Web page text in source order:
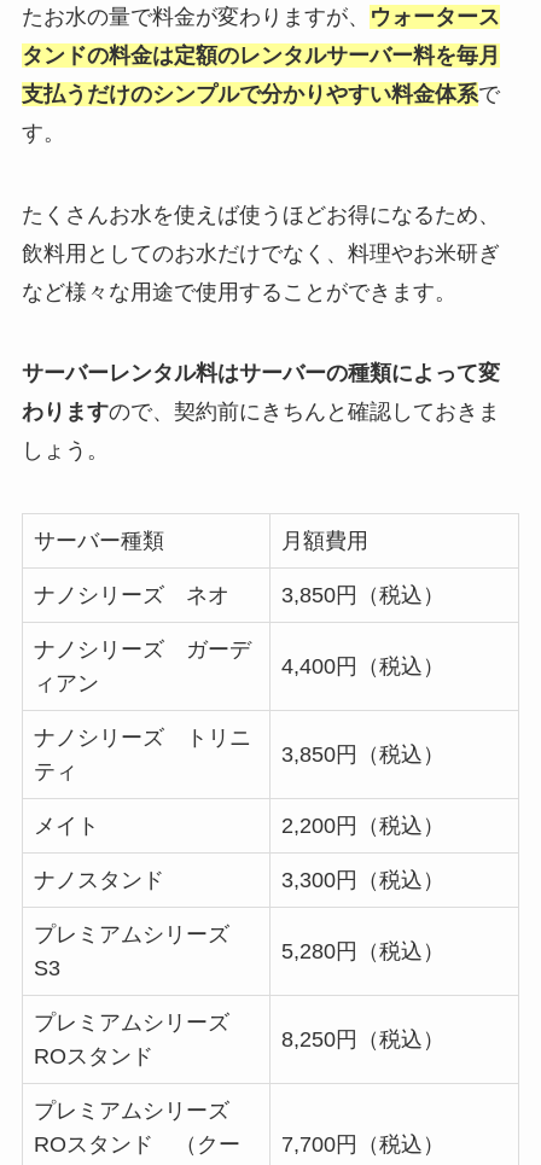
たお水の量で料金が変わりますが、
ウォータース
タンドの料金は定額のレンタルサーバー料を毎月
支払うだけのシンプルで分かりやすい料金体系で
す。
たくさんお水を使えば使うほどお得になるため、
飲料用としてのお水だけでなく、料理やお米研ぎ
など様々な用途で使用することができます。
サーバーレンタル料はサーバーの種類によって変
わりますので、契約前にきちんと確認しておきま
しょう。
サーバー種類 月額費用
ナノシリーズ ネオ 3,850円（税込）
ナノシリーズ ガーデ
ィアン
4,400円（税込）
ナノシリーズ トリニ
ティ
3,850円（税込）
メイト 2,200円（税込）
ナノスタンド 3,300円（税込）
プレミアムシリーズ
S3
5,280円（税込）
プレミアムシリーズ
ROスタンド
8,250円（税込）
プレミアムシリーズ
ROスタンド （クー
7,700円（税込）